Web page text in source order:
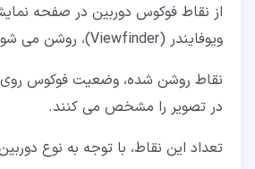
ویوفایندر (Viewfinder)، روشن می شوند.
نقاط روشن شده، وضعیت فوکوس
در تصویر را مشخص می کنند.
تعداد این نقاط، با توجه به نوع